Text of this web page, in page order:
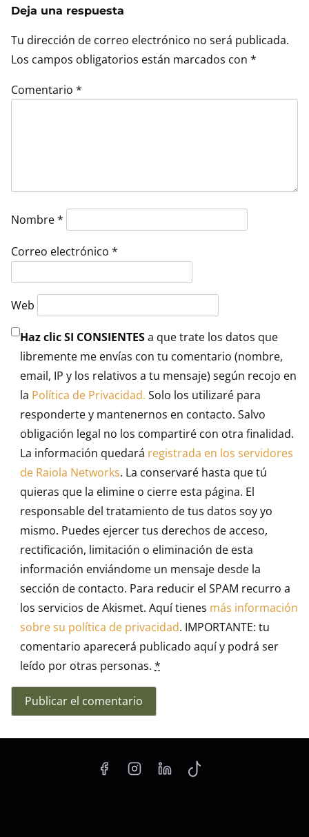
Deja una respuesta
Tu dirección de correo electrónico no será publicada.
Los campos obligatorios están marcados con *
Comentario *
Nombre*
Correo electrónico *
Web
Haz clic SI CONSIENTESa que trate los datos que
libremente me envías con tu comentario (nombre,
email, IP y los relativos a tu mensaje) según recojo en
la Política de Privacidad. Solo los utilizaré para
responderte y mantenernos en contacto. Salvo
obligación legal no los compartiré con otra finalidad.
La información quedará registrada en los servidores
de Raiola Networks. La conservaré hasta que tú
quieras que la elimine o cierre esta página. El
responsable del tratamiento de tus datos soy yo
mismo. Puedes ejercer tus derechos de acceso,
rectificación, limitación o eliminación de esta
información enviándome un mensaje desde la
sección de contacto. Para reducir el SPAM recurro a
los servicios de Akismet. Aquí tienes más información
sobre su política de privacidad. IMPORTANTE: tu
comentario aparecerá publicado aquí y podrá ser
leído por otras personas. *